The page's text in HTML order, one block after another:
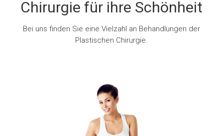
Chirurgie für ihre Schönheit
Bei uns finden Sie eine Vielzahl an Behandlungen der
Plastischen Chirurgie.